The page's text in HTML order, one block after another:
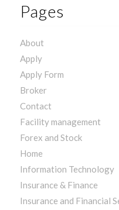
Pages
About
Apply
Apply Form
Broker
Contact
Facility management
Forex and Stock
Home
Information Technology
Insurance & Finance
Insurance and Financial